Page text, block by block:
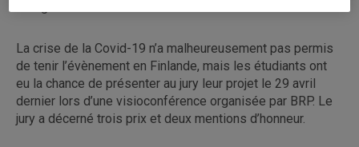
La crise de la Covid-19 n’a malheureusement pas permis
de tenir l’évènement en Finlande, mais les étudiants ont
eu la chance de présenter au jury leur projet le 29 avril
dernier lors d’une visioconférence organisée par BRP. Le
jury a décerné trois prix et deux mentions d’honneur.